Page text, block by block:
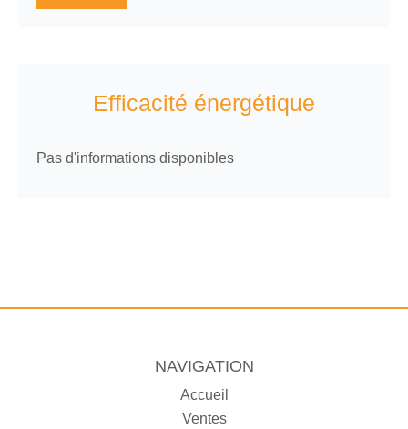
Efficacité énergétique
Pas d'informations disponibles
NAVIGATION
Accueil
Ventes